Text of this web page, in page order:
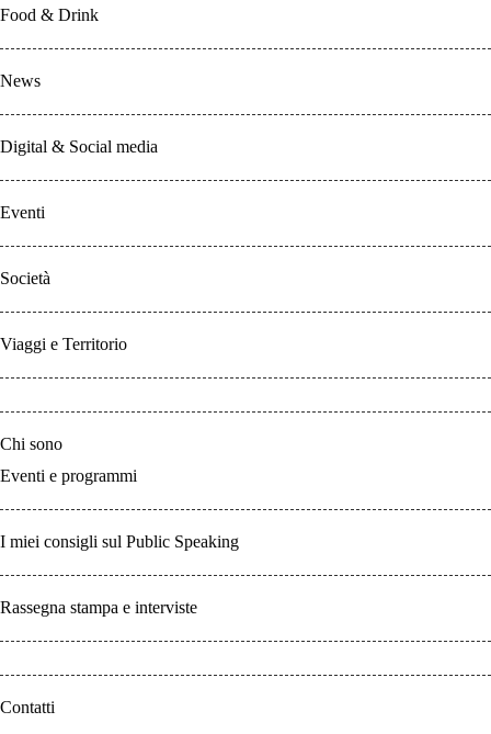
Food & Drink
News
Digital & Social media
Eventi
Società
Viaggi e Territorio
Chi sono
Eventi e programmi
I miei consigli sul Public Speaking
Rassegna stampa e interviste
Contatti